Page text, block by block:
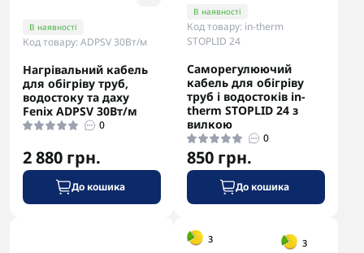
В наявності
Код товару: ADPSV 30Вт/м
Нагрівальний кабель
для обігріву труб,
водостоку та даху
Fenix ADPSV 30Вт/м
0
2 880 грн.
До кошика
В наявності
Код товару: in-therm
STOPLID 24
Саморегулюючий
кабель для обігріву
труб і водостоків in-
therm STOPLID 24 з
вилкою
0
850 грн.
До кошика
3
-5% в корзині
3